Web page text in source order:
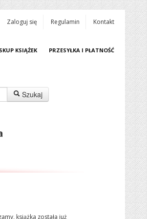
Zaloguj się Regulamin Kontakt
KSIĄŻEK PRZESYŁKA I PŁATNOŚĆ
Szukaj
książka została już